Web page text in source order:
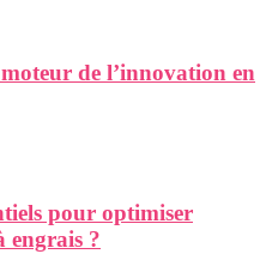
de l’innovation en
pour optimiser
engrais ?